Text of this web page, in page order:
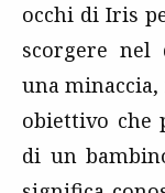
occhi di Iris
scorgere nel
una
obiettivo che
di un